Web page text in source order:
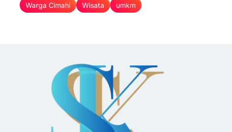
Warga Cimahi
Wisata umkm